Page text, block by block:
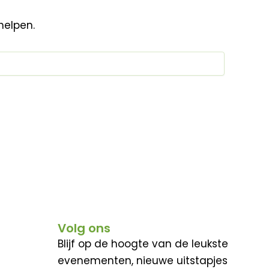
Volg ons
Blijf op de hoogte van de leukste
evenementen, nieuwe uitstapjes